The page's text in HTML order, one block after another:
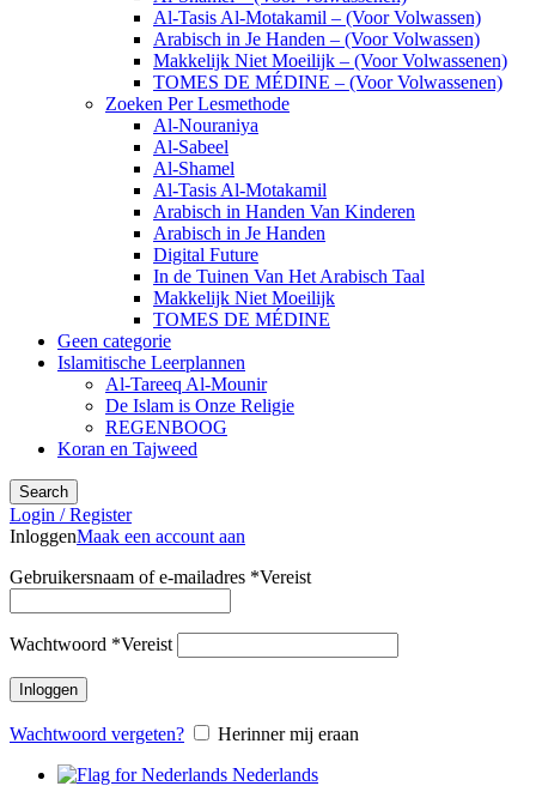
Al-Tasis Al-Motakamil – (Voor Volwassen)
Arabisch in Je Handen – (Voor Volwassen)
Makkelijk Niet Moeilijk – (Voor Volwassenen)
TOMES DE MÉDINE – (Voor Volwassenen)
Zoeken Per Lesmethode
Al-Nouraniya
Al-Sabeel
Al-Shamel
Al-Tasis Al-Motakamil
Arabisch in Handen Van Kinderen
Arabisch in Je Handen
Digital Future
In de Tuinen Van Het Arabisch Taal
Makkelijk Niet Moeilijk
TOMES DE MÉDINE
Geen categorie
Islamitische Leerplannen
Al-Tareeq Al-Mounir
De Islam is Onze Religie
REGENBOOG
Koran en Tajweed
Search
Login / Register
InloggenMaak een account aan
Gebruikersnaam of e-mailadres *Vereist
Wachtwoord *Vereist
Inloggen
Wachtwoord vergeten?
Herinner mij eraan
Nederlands